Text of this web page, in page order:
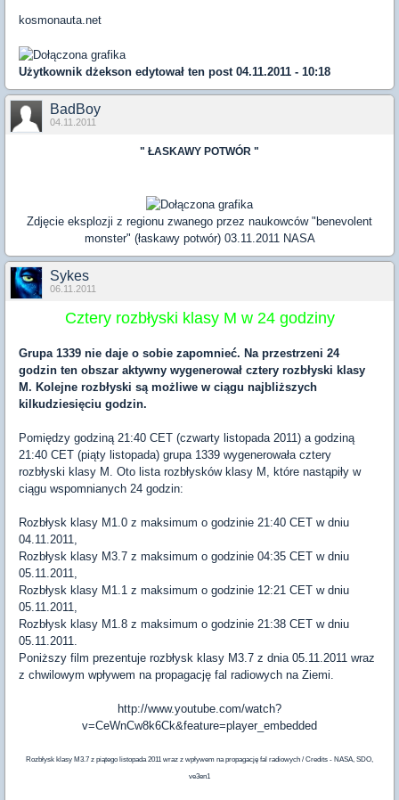
kosmonauta.net
Użytkownik dżekson edytował ten post 04.11.2011 - 10:18
BadBoy
04.11.2011
" ŁASKAWY POTWÓR "
Zdjęcie eksplozji z regionu zwanego przez naukowców "benevolent
monster" (łaskawy potwór) 03.11.2011 NASA
Sykes
06.11.2011
Cztery rozbłyski klasy M w 24 godziny
Grupa 1339 nie daje o sobie zapomnieć. Na przestrzeni 24
godzin ten obszar aktywny wygenerował cztery rozbłyski klasy
M. Kolejne rozbłyski są możliwe w ciągu najbliższych
kilkudziesięciu godzin.
Pomiędzy godziną 21:40 CET (czwarty listopada 2011) a godziną
21:40 CET (piąty listopada) grupa 1339 wygenerowała cztery
rozbłyski klasy M. Oto lista rozbłysków klasy M, które nastąpiły w
ciągu wspomnianych 24 godzin:
Rozbłysk klasy M1.0 z maksimum o godzinie 21:40 CET w dniu
04.11.2011,
Rozbłysk klasy M3.7 z maksimum o godzinie 04:35 CET w dniu
05.11.2011,
Rozbłysk klasy M1.1 z maksimum o godzinie 12:21 CET w dniu
05.11.2011,
Rozbłysk klasy M1.8 z maksimum o godzinie 21:38 CET w dniu
05.11.2011.
Poniższy film prezentuje rozbłysk klasy M3.7 z dnia 05.11.2011 wraz
z chwilowym wpływem na propagację fal radiowych na Ziemi.
http://www.youtube.com/watch?
v=CeWnCw8k6Ck&feature=player_embedded
Rozbłysk klasy M3.7 z piątego listopada 2011 wraz z wpływem na propagację fal radiowych / Credits - NASA, SDO,
ve3en1